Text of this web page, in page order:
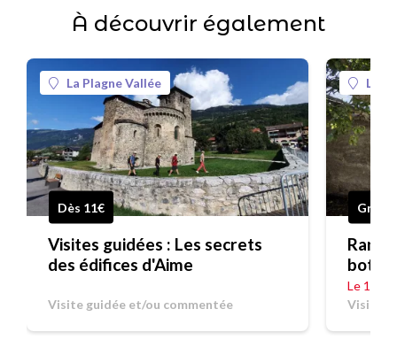
À découvrir également
La Plagne Vallée
Dès 11€
Visites guidées : Les secrets
des édifices d'Aime
Visite guidée et/ou commentée
La
Soleil
Le 19/
Visite